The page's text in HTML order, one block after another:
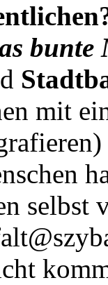
bunte
mit
selbst